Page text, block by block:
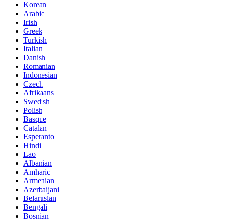
Korean
Arabic
Irish
Greek
Turkish
Italian
Danish
Romanian
Indonesian
Czech
Afrikaans
Swedish
Polish
Basque
Catalan
Esperanto
Hindi
Lao
Albanian
Amharic
Armenian
Azerbaijani
Belarusian
Bengali
Bosnian